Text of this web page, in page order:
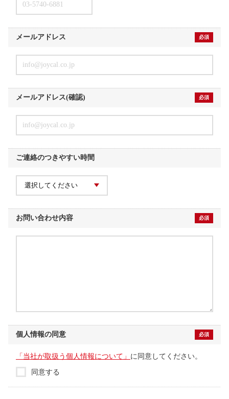
03-5740-6881
メールアドレス 必須
info@joycal.co.jp
メールアドレス(確認) 必須
info@joycal.co.jp
ご連絡のつきやすい時間
お問い合わせ内容 必須
個人情報の同意 必須
「当社が取扱う個人情報について」 に同意してください。
同意する